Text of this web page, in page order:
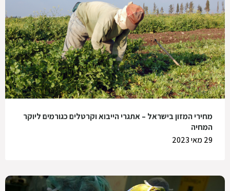
מחירי המזון בישראל – אתגרי הייבוא וקרטלים כגורמים ליוקר
המחיה
29 מאי 2023